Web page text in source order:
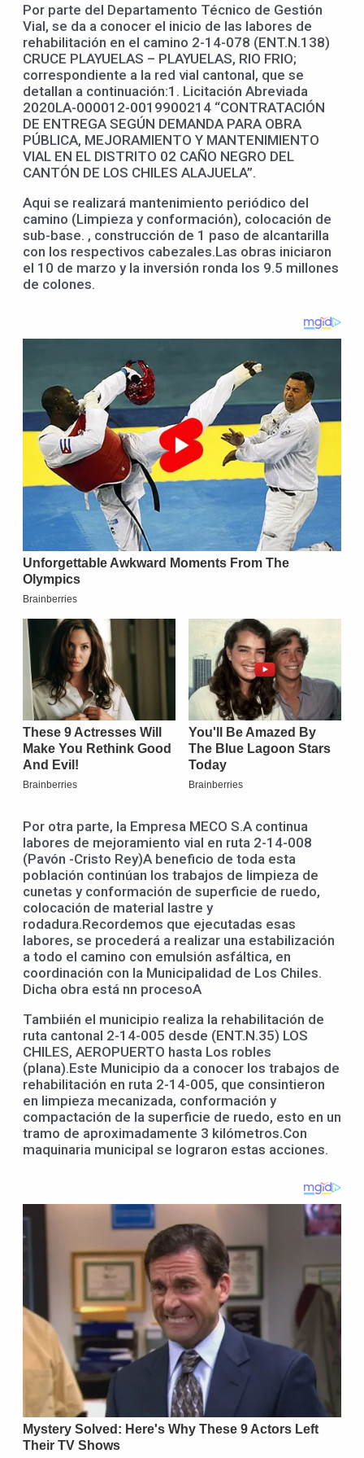
Por parte del Departamento Técnico de Gestión
Vial, se da a conocer el inicio de las labores de
rehabilitación en el camino 2-14-078 (ENT.N.138)
CRUCE PLAYUELAS – PLAYUELAS, RIO FRIO;
correspondiente a la red vial cantonal, que se
detallan a continuación:1. Licitación Abreviada
2020LA-000012-0019900214 “CONTRATACIÓN
DE ENTREGA SEGÚN DEMANDA PARA OBRA
PÚBLICA, MEJORAMIENTO Y MANTENIMIENTO
VIAL EN EL DISTRITO 02 CAÑO NEGRO DEL
CANTÓN DE LOS CHILES ALAJUELA”.
Aqui se realizará mantenimiento periódico del
camino (Limpieza y conformación), colocación de
sub-base. , construcción de 1 paso de alcantarilla
con los respectivos cabezales.Las obras iniciaron
el 10 de marzo y la inversión ronda los 9.5 millones
de colones.
Por otra parte, la Empresa MECO S.A continua
labores de mejoramiento vial en ruta 2-14-008
(Pavón -Cristo Rey)A beneficio de toda esta
población continúan los trabajos de limpieza de
cunetas y conformación de superficie de ruedo,
colocación de material lastre y
rodadura.Recordemos que ejecutadas esas
labores, se procederá a realizar una estabilización
a todo el camino con emulsión asfáltica, en
coordinación con la Municipalidad de Los Chiles.
Dicha obra está nn procesoA
Tambiién el municipio realiza la rehabilitación de
ruta cantonal 2-14-005 desde (ENT.N.35) LOS
CHILES, AEROPUERTO hasta Los robles
(plana).Este Municipio da a conocer los trabajos de
rehabilitación en ruta 2-14-005, que consintieron
en limpieza mecanizada, conformación y
compactación de la superficie de ruedo, esto en un
tramo de aproximadamente 3 kilómetros.Con
maquinaria municipal se lograron estas acciones.